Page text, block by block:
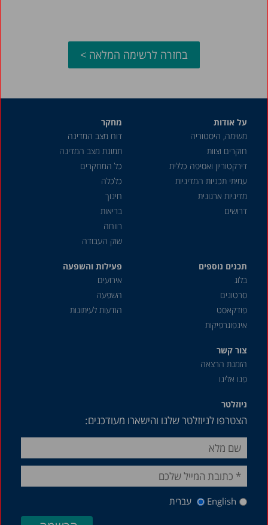
בחזרה לרשימה המלאה >
על אודות
משימה, היסטוריה
חוקרים וצוות
דירקטוריון ואסיפה כללית
עמיתי תכניות המדיניות
מדיניות ארגונית
דרושים
מחקר
דוח מצב המדינה
תמונת מצב המדינה
כל המחקרים
כלכלה
חינוך
בריאות
רווחה
שוק העבודה
תכנים נוספים
בלוג
סרטונים
פודקאסט
אינפוגרפיקות
פעילות והשפעה
אירועים
השפעה
הודעות לעיתונות
צור קשר
הזמנת הרצאה
פנו אלינו
ניוזלטר
הצטרפו לניוזלטר שלנו והישארו מעודכנים:
English עברית